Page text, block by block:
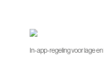
In-app-regeling voor lage